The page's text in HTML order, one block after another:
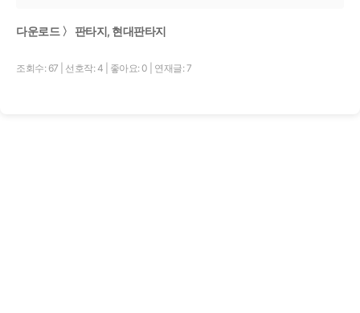
다운로드 〉 판타지, 현대판타지
조회수: 67 선호작: 4 좋아요: 0 연재글: 7